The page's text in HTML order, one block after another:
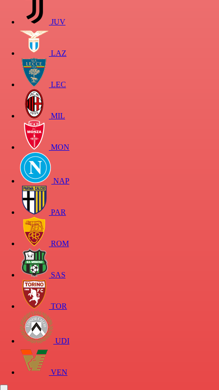
JUV
LAZ
LEC
MIL
MON
NAP
PAR
ROM
SAS
TOR
UDI
VEN